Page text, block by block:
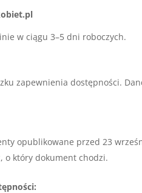
w ciągu 3–5 dni roboczych.
zapewnienia dostępności.
opublikowane przed 23
o który dokument chodzi.